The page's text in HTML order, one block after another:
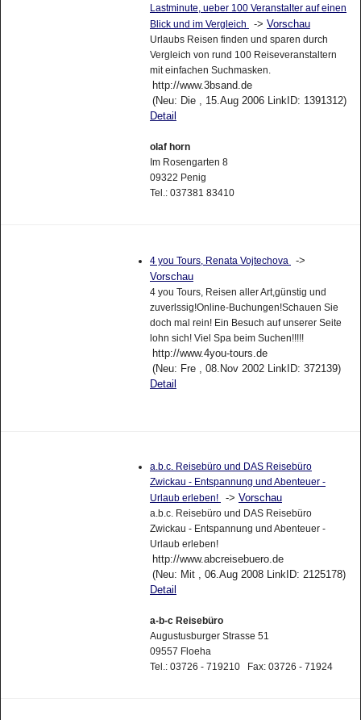
Lastminute, ueber 100 Veranstalter auf einen
Blick und im Vergleich
-> Vorschau
Urlaubs Reisen finden und sparen durch
Vergleich von rund 100 Reiseveranstaltern
mit einfachen Suchmasken.
http://www.3bsand.de
(Neu: Die , 15.Aug 2006 LinkID: 1391312)
Detail
olaf horn
Im Rosengarten 8
09322 Penig
Tel.: 037381 83410
4 you Tours, Renata Vojtechova
->
Vorschau
4 you Tours, Reisen aller Art,günstig und
zuverlssig!Online-Buchungen!Schauen Sie
doch mal rein! Ein Besuch auf unserer Seite
lohn sich! Viel Spa beim Suchen!!!!!
http://www.4you-tours.de
(Neu: Fre , 08.Nov 2002 LinkID: 372139)
Detail
a.b.c. Reisebüro und DAS Reisebüro
Zwickau - Entspannung und Abenteuer -
Urlaub erleben!
-> Vorschau
a.b.c. Reisebüro und DAS Reisebüro
Zwickau - Entspannung und Abenteuer -
Urlaub erleben!
http://www.abcreisebuero.de
(Neu: Mit , 06.Aug 2008 LinkID: 2125178)
Detail
a-b-c Reisebüro
Augustusburger Strasse 51
09557 Floeha
Tel.: 03726 - 719210 Fax: 03726 - 71924